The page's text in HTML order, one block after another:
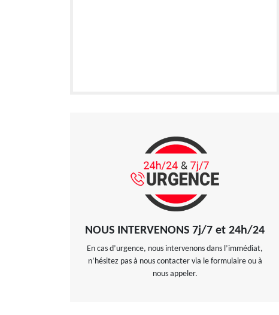
NOUS INTERVENONS 7j/7 et 24h/24
En cas d’urgence, nous intervenons dans l’immédiat,
n’hésitez pas à nous contacter via le formulaire ou à
nous appeler.